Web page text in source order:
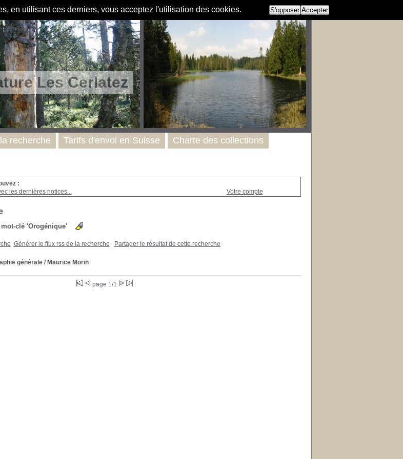
en utilisant ces derniers, vous acceptez l'utilisation des cookies. S'opposer Accepter
Les Cerlatez
:
les dernières notices...
Votre compte
clé 'Orogénique'
Générer le flux rss de la recherche Partager le résultat de cette recherche
générale/ Maurice Morin
page 1/1
recherche Tarifs d'envoi en Suisse Charte des collections